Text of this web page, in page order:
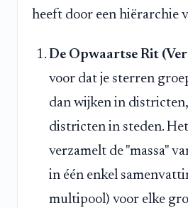
heeft door een hiërarchie
De Opwaartse Rit
voor dat je sterren
dan wijken in
districten in steden.
verzamelt de "massa"
in één enkel
multipool) voor elke